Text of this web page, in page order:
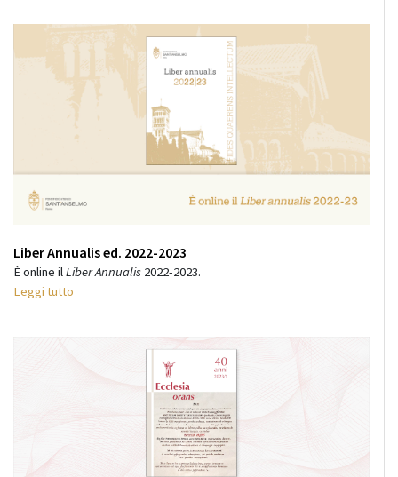
Liber Annualis ed. 2022-2023
È online il Liber Annualis 2022-2023.
Leggi tutto